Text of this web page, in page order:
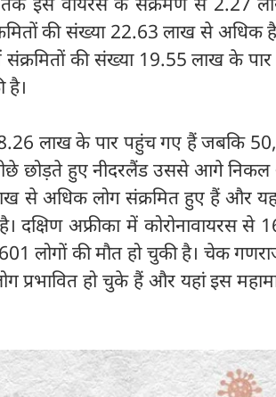
की संख्या 22.63 लाख से अधिक
की संख्या 19.55 लाख के
है।
लाख के पार पहुंच गए हैं जबकि
छोड़ते हुए नीदरलैंड उससे आगे
से अधिक लोग संक्रमित हुए हैं और
दक्षिण अफ्रीका में कोरोनावायरस से
लोगों की मौत हो चुकी है। चेक
हो चुके हैं और यहां इस